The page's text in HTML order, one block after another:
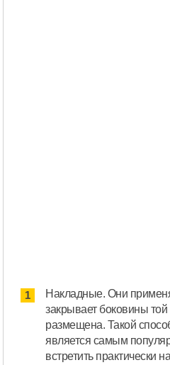
Накладные. Они
закрывает боковины
размещена. Такой
является самым
встретить практически